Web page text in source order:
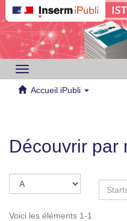
Toggle
navigation
Accueil iPubli
Découvrir par
Voici les éléments 1-1